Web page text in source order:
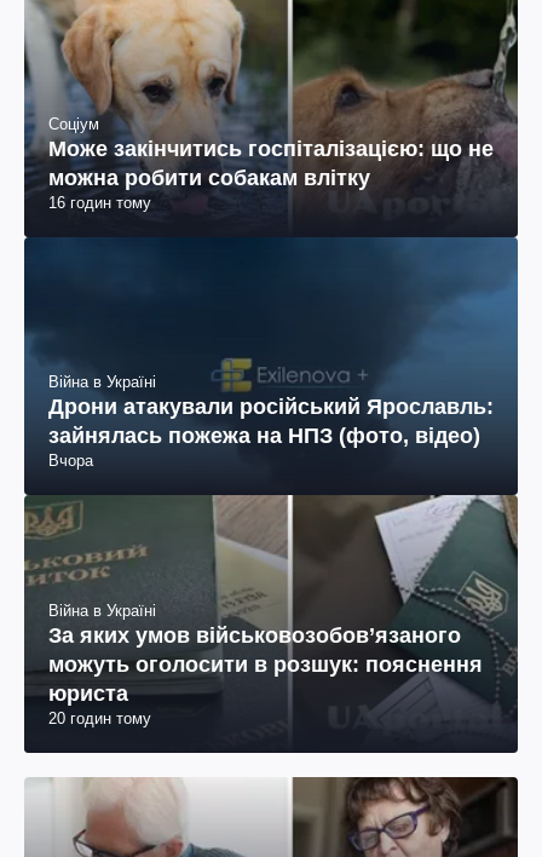
Соціум
Може закінчитись госпіталізацією: що не
можна робити собакам влітку
16 годин тому
Війна в Україні
Дрони атакували російський Ярославль:
зайнялась пожежа на НПЗ (фото, відео)
Вчора
Війна в Україні
За яких умов військовозобов’язаного
можуть оголосити в розшук: пояснення
юриста
20 годин тому